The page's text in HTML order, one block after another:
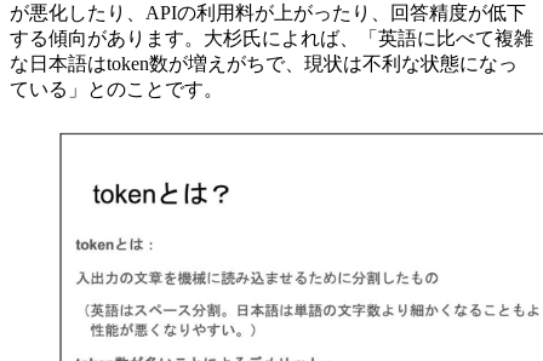
が悪化したり、APIの利用料が上がったり、回答精度が低下
する傾向があります。大杉氏によれば、「英語に比べて複雑
な日本語はtoken数が増えがちで、現状は不利な状態になっ
ている」とのことです。